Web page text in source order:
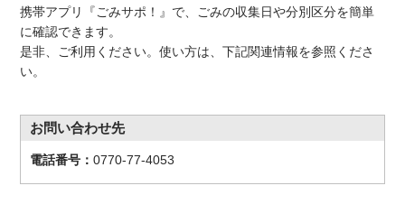
携帯アプリ『ごみサポ！』で、ごみの収集日や分別区分を簡単
に確認できます。
是非、ご利用ください。使い方は、下記関連情報を参照くださ
い。
お問い合わせ先
電話番号：0770-77-4053